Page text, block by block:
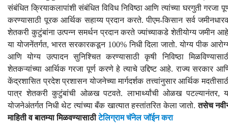
संबंधित क्रियाकलापांशी संबंधित विविध निविष्ठा आणि त्यांच्या घरगुती गरजा
करण्यासाठी पूरक आर्थिक सहाय्य प्रदान करते. पीएम-किसान सर्व
शेतकरी कुटुंबांना उत्पन्न समर्थन प्रदान करते ज्यांच्याकडे शेतीयोग्य जमीन
या योजनेंतर्गत, भारत सरकारकडून 100% निधी दिला जातो. योग्य पीक
आणि योग्य उत्पादन सुनिश्चित करण्यासाठी कृषी निविष्ठा
शेतकऱ्यांच्या आर्थिक गरजा पूर्ण करणे हे त्याचे उद्दिष्ट आहे. राज्य सरकार
केंद्रशासित प्रदेश प्रशासन योजनेच्या मार्गदर्शक तत्त्वांनुसार आर्थिक
पात्र शेतकरी कुटुंबांची ओळख पटवते. लाभार्थ्यांची ओळख पटल्यानंतर,
योजनेअंतर्गत निधी थेट त्यांच्या बँक खात्यात हस्तांतरित केला जातो.तसेच
माहिती व बातम्या मिळवण्यासाठीटेलिग्राम चॅनेल जॉईन करा